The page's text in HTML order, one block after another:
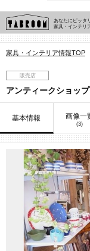
あなたにピッタ
家具・インテリ
家具・インテリア情報TOP
販売店
アンティークショッ
基本情報 画像一
(3)